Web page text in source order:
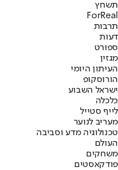
תשחץ
ForReal
תרבות
דעות
ספורט
מגזין
העיתון היומי
הורוסקופ
ישראל השבוע
כלכלה
לייף סטייל
מעריב לנוער
טכנולוגיה מדע וסביבה
העולם
משחקים
פודקאסטים